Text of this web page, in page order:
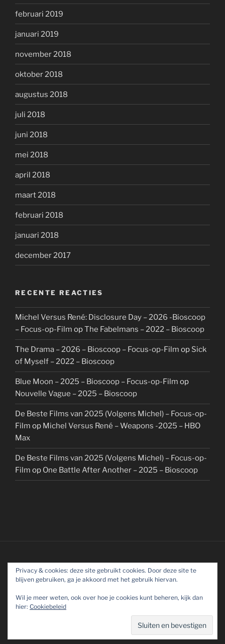
februari 2019
januari 2019
november 2018
oktober 2018
augustus 2018
juli 2018
juni 2018
mei 2018
april 2018
maart 2018
februari 2018
januari 2018
december 2017
RECENTE REACTIES
Michel Versus René: Disclosure Day – 2026 -Bioscoop
– Focus-op-Film opThe Fabelmans – 2022 – Bioscoop
The Drama – 2026 – Bioscoop – Focus-op-Film op Sick
of Myself – 2022 – Bioscoop
Blue Moon – 2025 – Bioscoop – Focus-op-Film op
Nouvelle Vague – 2025 – Bioscoop
De Beste Films van 2025 (Volgens Michel) – Focus-op-
Film op Michel Versus René – Weapons -2025 – HBO
Max
De Beste Films van 2025 (Volgens Michel) – Focus-op-
Film op One Battle After Another – 2025 – Bioscoop
Privacy & cookies: deze site gebruikt cookies. Door deze site te
blijven gebruiken, ga je akkoord met het gebruik hiervan.
Wil je meer weten, ook over hoe je cookies kunt beheren, kijk dan
hier: Cookiebeleid